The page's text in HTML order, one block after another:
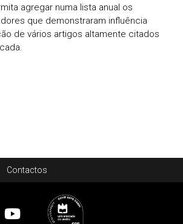
agregar numa lista anual os
que demonstraram influência
de vários artigos altamente citados
Contactos